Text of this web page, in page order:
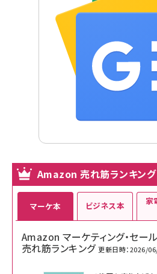
Amazon 売れ筋ランキング
マーケ本
Amazon マーケティング・セー
売れ筋ランキング 更新日時：2026/
ビジネス本 家